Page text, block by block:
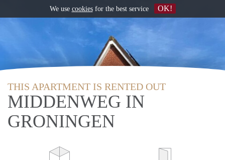
THIS APARTMENT IS RENTED OUT
MIDDENWEG IN
GRONINGEN
We use cookiesfor the best service OK!